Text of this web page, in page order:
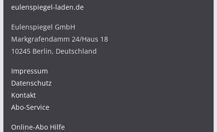
eulenspiegel-laden.de
Eulenspiegel GmbH
Markgrafendamm 24/Haus 18
10245 Berlin, Deutschland
Impressum
Datenschutz
Kontakt
Abo-Service
Online-Abo Hilfe